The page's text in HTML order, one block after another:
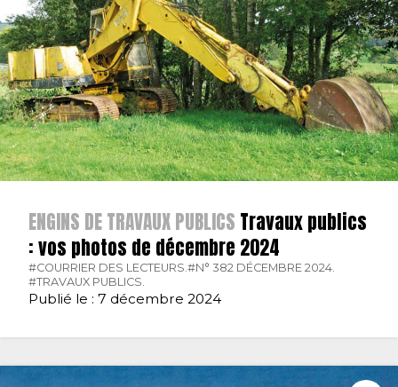
ENGINS DE TRAVAUX PUBLICS Travaux publics
: vos photos de décembre 2024
#COURRIER DES LECTEURS. #N° 382 DÉCEMBRE 2024.
#TRAVAUX PUBLICS.
Publié le : 7 décembre 2024